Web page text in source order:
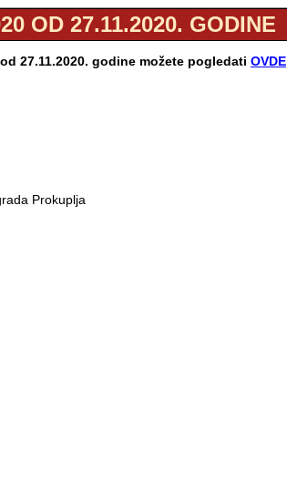
OD 27.11.2020. GODINE
27.11.2020. godine možete pogledati OVDE
Prokuplja